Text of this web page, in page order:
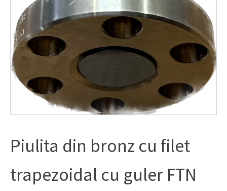
Piulita din bronz cu filet
trapezoidal cu guler FTN